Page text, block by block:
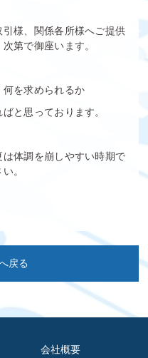
様、関係各所様へご提供
第で御座います。
を求められるか
と思っております。
体調を崩しやすい時期で
。
戻る
会社概要